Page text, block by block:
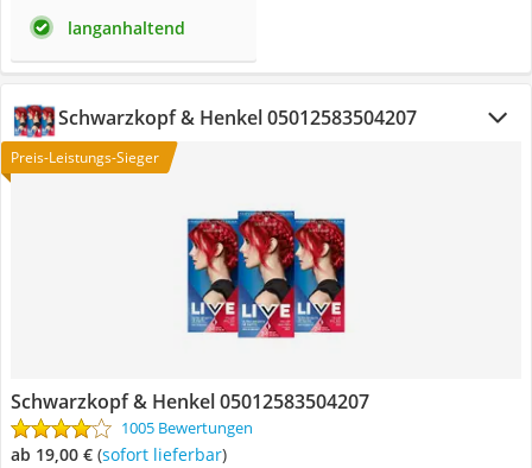
langanhaltend
‎Schwarzkopf & Henkel 05012583504207
Preis-Leistungs-Sieger
‎Schwarzkopf & Henkel 05012583504207
1005 Bewertungen
ab 19,00 € ( Sofort lieferbar)